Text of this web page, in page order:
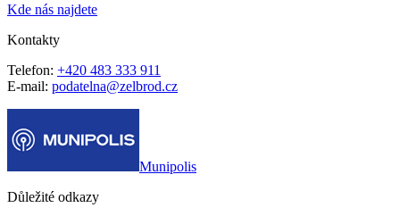
Kde nás najdete
Kontakty
Telefon: +420 483 333 911
E-mail: podatelna@zelbrod.cz
Munipolis
Důležité odkazy